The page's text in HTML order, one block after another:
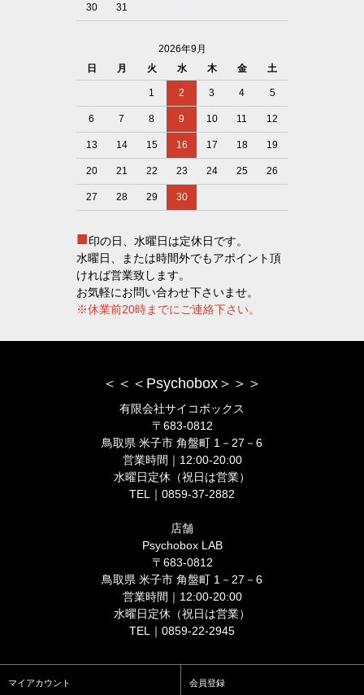
30 31
2026年9月
日
月 火 水 木 金 土
1 2 3 4 5
6 7 8 9 10 11 12
13 14 15 16 17 18 19
20 21 22 23 24 25 26
27 28 29 30
■印の日、水曜日は定休日です。
水曜日、または時間外でもアポイント頂
ければ営業致します。
お気軽にお問い合わせ下さいませ。
※休業前20時までにご連絡下さい。
＜＜＜Psychobox＞＞＞
有限会社サイコボックス
〒683-0812
鳥取県 米子市 角盤町 1－27－6
営業時間｜12:00-20:00
水曜日定休（祝日は営業）
TEL｜0859-37-2882
店舗
Psychobox LAB
〒683-0812
鳥取県 米子市 角盤町 1－27－6
営業時間｜12:00-20:00
水曜日定休（祝日は営業）
TEL｜0859-22-2945
マイアカウント 会員登録